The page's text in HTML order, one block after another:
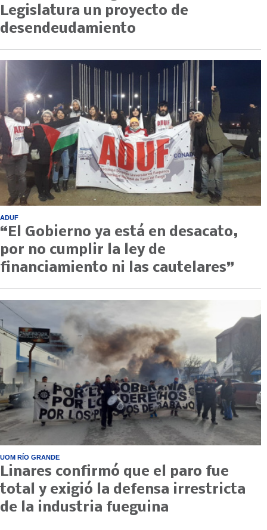
Legislatura un proyecto de
desendeudamiento
ADUF
“El Gobierno ya está en desacato,
por no cumplir la ley de
financiamiento ni las cautelares”
UOM RÍO GRANDE
Linares confirmó que el paro fue
total y exigió la defensa irrestricta
de la industria fueguina